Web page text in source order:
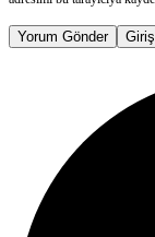
Yorum Gönder